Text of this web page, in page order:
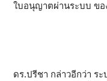
ใบอนุญาตผ่านระบบ ขอ
ดร.ปรีชา กล่าวอีกว่า ร